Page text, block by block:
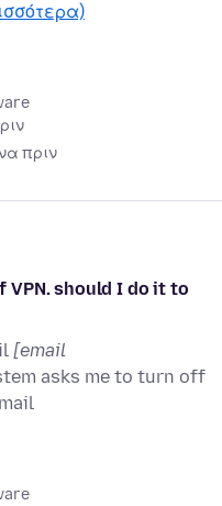
πριν
VPN. should I do it to
[email
asks me to turn off